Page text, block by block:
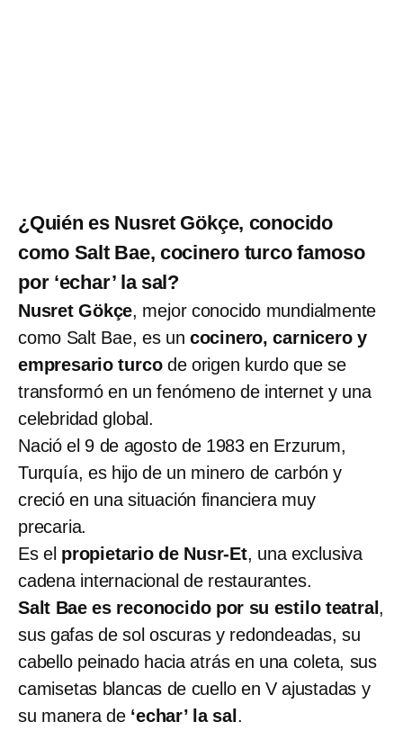
¿Quién es Nusret Gökçe, conocido
como Salt Bae, cocinero turco famoso
por ‘echar’ la sal?
Nusret Gökçe, mejor conocido mundialmente
como Salt Bae, es un cocinero, carnicero y
empresario turcode origen kurdo que se
transformó en un fenómeno de internet y una
celebridad global.
Nació el 9 de agosto de 1983 en Erzurum,
Turquía, es hijo de un minero de carbón y
creció en una situación financiera muy
precaria.
Es el propietario de Nusr-Et, una exclusiva
cadena internacional de restaurantes.
Salt Bae es reconocido por su estilo teatral ,
sus gafas de sol oscuras y redondeadas, su
cabello peinado hacia atrás en una coleta, sus
camisetas blancas de cuello en V ajustadas y
su manera de ‘echar’ la sal .